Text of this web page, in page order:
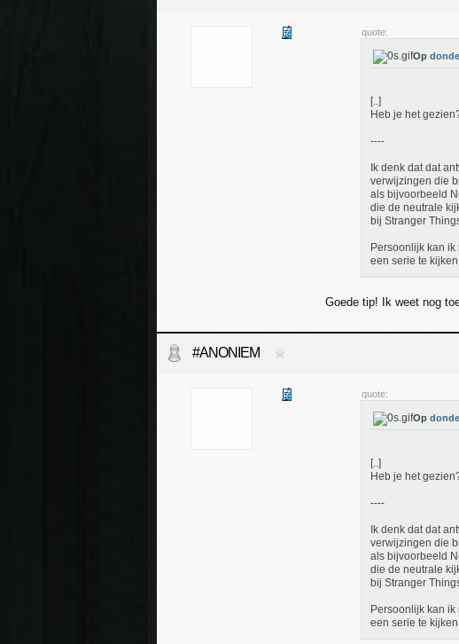
quote:
Op
[..]
Heb je het
----
Ik denk dat dat
verwijzingen die
als bijvoorbeeld
die de neutrale
bij Stranger
Persoonlijk kan
een serie te
Goede tip! Ik weet nog
#ANONIEM
quote:
Op
[..]
Heb je het
----
Ik denk dat dat
verwijzingen die
als bijvoorbeeld
die de neutrale
bij Stranger
Persoonlijk kan
een serie te